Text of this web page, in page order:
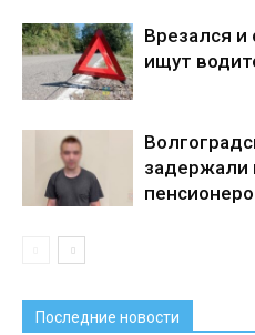
Врезался
ищут
задержали
Последние новости